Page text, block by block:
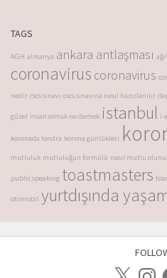
TAGS
AGH almanya ankara antlaşması ağrı
coronavirus coronavirus
nedir cscs sınavı cscs sınavına nasıl hazırlanılır
güzel insan olmak ne demek istanbul i
koronada londra korona günlükleri
mutluluk mutluluğun formülü nasıl mutlu
public speaking toastmasters
otomobil yurtdışında